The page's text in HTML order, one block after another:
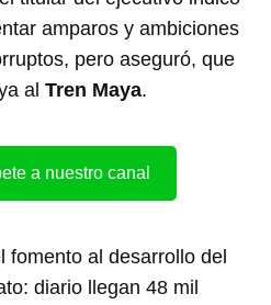
amparos y ambiciones
pero aseguró, que
alTren Maya.
a nuestro canal
fomento al desarrollo del
diario llegan 48 mil